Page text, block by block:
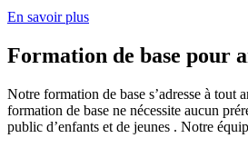
En savoir plus
Formation de base pour
Notre formation de base s’adresse à tout
formation de base ne nécessite aucun
public d’enfants et de jeunes . Notre